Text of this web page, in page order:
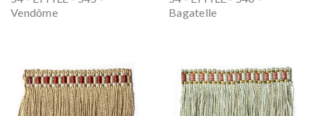
Vendôme
Bagatelle